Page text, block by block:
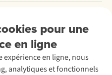
pour une
en ligne
en ligne, nous
analytiques et fonctionnels